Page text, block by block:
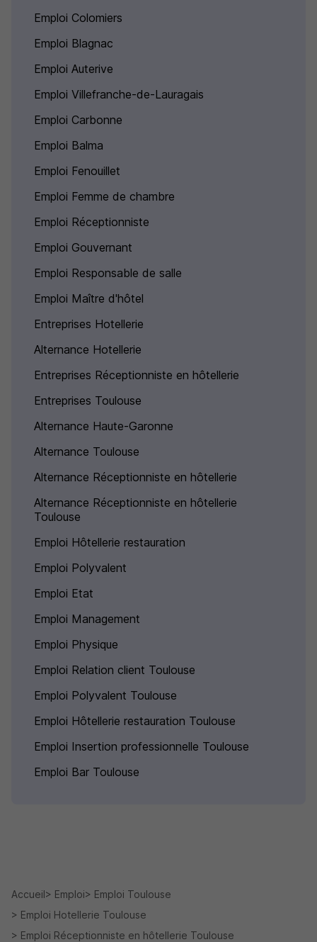
Emploi Colomiers
Emploi Blagnac
Emploi Auterive
Emploi Villefranche-de-Lauragais
Emploi Carbonne
Emploi Balma
Emploi Fenouillet
Emploi Femme de chambre
Emploi Réceptionniste
Emploi Gouvernant
Emploi Responsable de salle
Emploi Maître d'hôtel
Entreprises Hotellerie
Alternance Hotellerie
Entreprises Réceptionniste en hôtellerie
Entreprises Toulouse
Alternance Haute-Garonne
Alternance Toulouse
Alternance Réceptionniste en hôtellerie
Alternance Réceptionniste en hôtellerie
Toulouse
Emploi Hôtellerie restauration
Emploi Polyvalent
Emploi Etat
Emploi Management
Emploi Physique
Emploi Relation client Toulouse
Emploi Polyvalent Toulouse
Emploi Hôtellerie restauration Toulouse
Emploi Insertion professionnelle Toulouse
Emploi Bar Toulouse
Accueil Emploi
Emploi Toulouse
Emploi Hotellerie Toulouse
Emploi Réceptionniste en hôtellerie Toulouse